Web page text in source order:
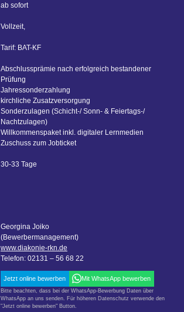
ab sofort
Vollzeit,
Tarif: BAT-KF
Abschlussprämie nach erfolgreich bestandener
Prüfung
Jahressonderzahlung
kirchliche Zusatzversorgung
Sonderzulagen (Schicht-/ Sonn- & Feiertags-/
Nachtzulagen)
Willkommenspaket inkl. digitaler Lernmedien
Zuschuss zum Jobticket
30-33 Tage
Georgina Joiko
(Bewerbermanagement)
www.diakonie-rkn.de
Telefon: 02131 – 56 68 22
Jetzt online bewerben Mit WhatsApp bewerben
Bitte beachten, dass bei der WhatsApp-Bewerbung Daten über
WhatsApp an uns senden. Für höheren Datenschutz verwende den
"Jetzt online bewerben" Button.